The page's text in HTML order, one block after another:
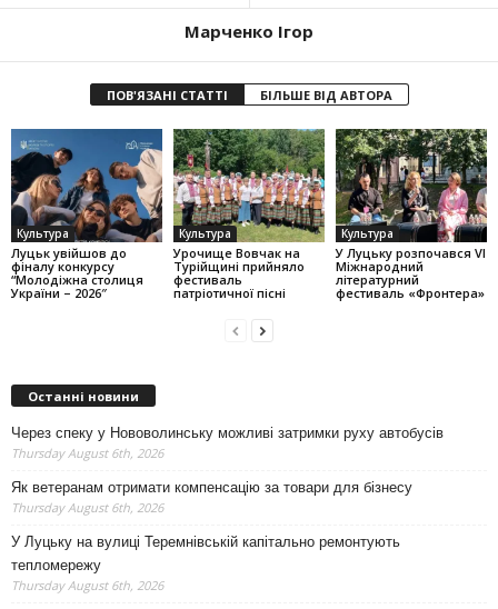
Марченко Ігор
ПОВ'ЯЗАНІ СТАТТІ БІЛЬШЕ ВІД АВТОРА
Культура
Луцьк увійшов до
фіналу конкурсу
“Молодіжна столиця
України – 2026″
Культура
Урочище Вовчак на
Турійщині прийняло
фестиваль
патріотичної пісні
Культура
У Луцьку розпочався VI
Міжнародний
літературний
фестиваль «Фронтера»
Останні новини
Через спеку у Нововолинську можливі затримки руху автобусів
Thursday August 6th, 2026
Як ветеранам отримати компенсацію за товари для бізнесу
Thursday August 6th, 2026
У Луцьку на вулиці Теремнівській капітально ремонтують
тепломережу
Thursday August 6th, 2026